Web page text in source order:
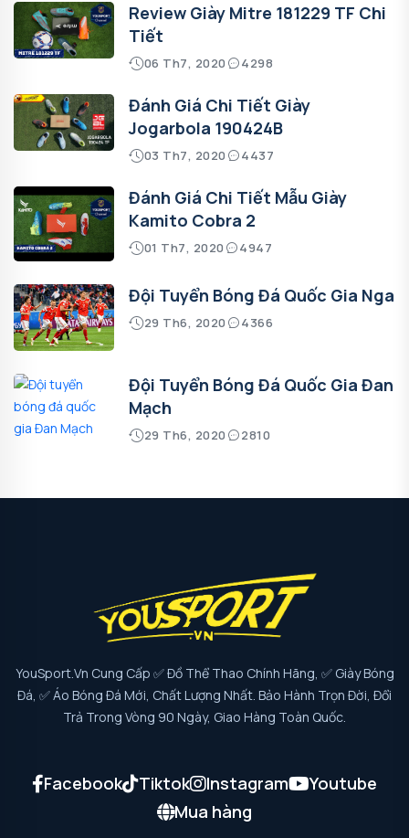
Review Giày Mitre 181229 TF Chi
Tiết
06 Th7, 2020 4298
Đánh Giá Chi Tiết Giày
Jogarbola 190424B
03 Th7, 2020 4437
Đánh Giá Chi Tiết Mẫu Giày
Kamito Cobra 2
01 Th7, 2020 4947
Đội Tuyển Bóng Đá Quốc Gia Nga
29 Th6, 2020 4366
Đội Tuyển Bóng Đá Quốc Gia Đan
Mạch
29 Th6, 2020 2810
YouSport.vn Cung Cấp ✅ Đồ Thể Thao Chính Hãng, ✅ Giày Bóng
Đá, ✅ Áo Bóng Đá Mới, Chất Lượng Nhất. Bảo Hành Trọn Đời, Đổi
Trả Trong Vòng 90 Ngày, Giao Hàng Toàn Quốc.
Facebook Tiktok Instagram
Youtube
Mua hàng